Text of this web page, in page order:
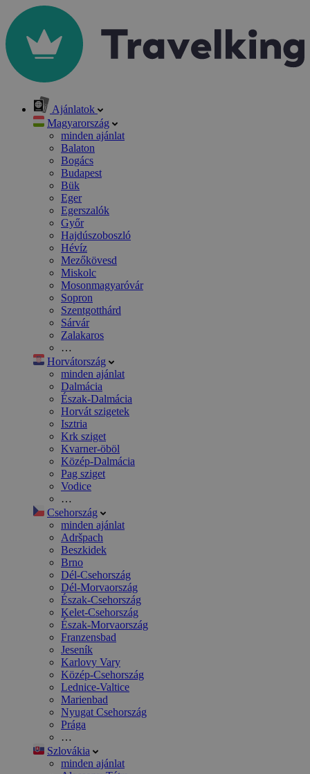
Ajánlatok
Magyarország
minden ajánlat
Balaton
Bogács
Budapest
Bük
Eger
Egerszalók
Győr
Hajdúszoboszló
Hévíz
Mezőkövesd
Miskolc
Mosonmagyaróvár
Sopron
Szentgotthárd
Sárvár
Zalakaros
…
Horvátország
minden ajánlat
Dalmácia
Észak-Dalmácia
Horvát szigetek
Isztria
Krk sziget
Kvarner-öböl
Közép-Dalmácia
Pag sziget
Vodice
…
Csehország
minden ajánlat
Adršpach
Beszkidek
Brno
Dél-Csehország
Dél-Morvaország
Észak-Csehország
Kelet-Csehország
Észak-Morvaország
Franzensbad
Jeseník
Karlovy Vary
Közép-Csehország
Lednice-Valtice
Marienbad
Nyugat Csehország
Prága
…
Szlovákia
minden ajánlat